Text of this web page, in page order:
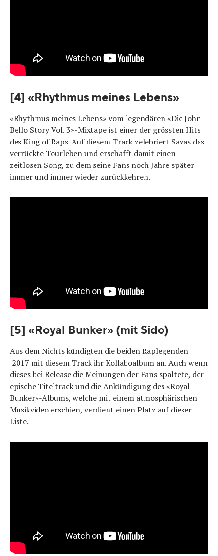
[4] «Rhythmus meines Lebens»
«Rhythmus meines Lebens» vom legendären «Die John
Bello Story Vol. 3»-Mixtape ist einer der grössten Hits
des King of Raps. Auf diesem Track zelebriert Savas das
verrückte Tourleben und erschafft damit einen
zeitlosen Song, zu dem seine Fans noch Jahre später
immer und immer wieder zurückkehren.
[5] «Royal Bunker» (mit Sido)
Aus dem Nichts kündigten die beiden Raplegenden
2017 mit diesem Track ihr Kollaboalbum an. Auch wenn
dieses bei Release die Meinungen der Fans spaltete, der
epische Titeltrack und die Ankündigung des «Royal
Bunker»-Albums, welche mit einem atmosphärischen
Musikvideo erschien, verdient einen Platz auf dieser
Liste.